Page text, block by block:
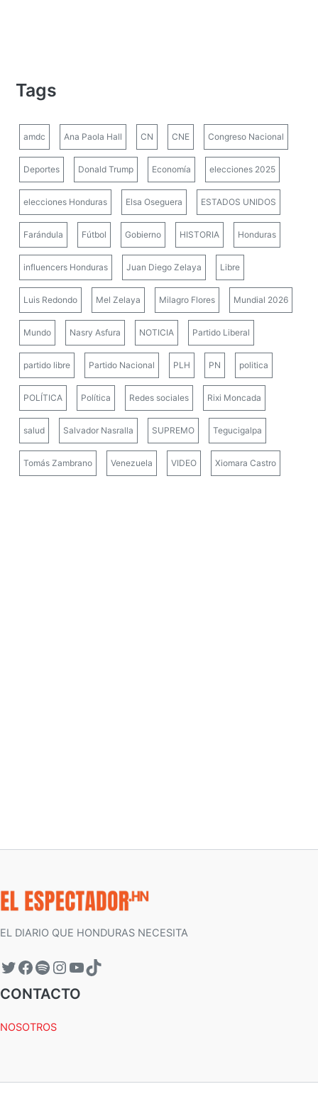
Tags
amdc Ana Paola Hall CN CNE Congreso Nacional
Deportes Donald Trump Economía elecciones 2025
elecciones Honduras Elsa Oseguera ESTADOS UNIDOS
Farándula Fútbol Gobierno HISTORIA Honduras
influencers Honduras Juan Diego Zelaya Libre
Luis Redondo Mel Zelaya Milagro Flores Mundial 2026
Mundo Nasry Asfura NOTICIA Partido Liberal
partido libre Partido Nacional PLH PN politica
POLÍTICA Política Redes sociales Rixi Moncada
salud Salvador Nasralla SUPREMO Tegucigalpa
Tomás Zambrano Venezuela VIDEO Xiomara Castro
EL DIARIO QUE HONDURAS NECESITA
CONTACTO
NOSOTROS